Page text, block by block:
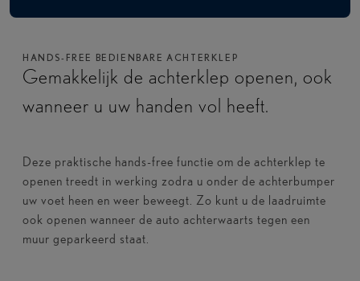
HANDS-FREE BEDIENBARE ACHTERKLEP
Gemakkelijk de achterklep openen, ook
wanneer u uw handen vol heeft.
Deze praktische hands-free functie om de achterklep te
openen treedt in werking zodra u onder de achterbumper
uw voet heen en weer beweegt. Zo kunt u de laadruimte
ook openen wanneer de auto achterwaarts tegen een
muur geparkeerd staat.